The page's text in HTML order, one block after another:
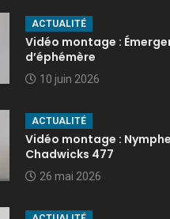
ACTUALITÉ
Vidéo montage :
d’éphémère
10 juin 2026
ACTUALITÉ
Vidéo montage : Nymphe
Chadwicks 477
26 mai 2026